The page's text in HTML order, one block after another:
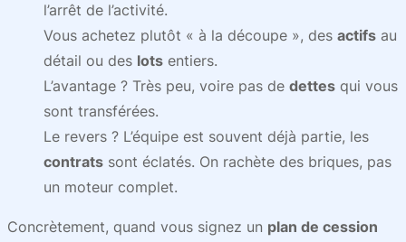
l’arrêt de l’activité.
Vous achetez plutôt « à la découpe », des actifs au
détail ou des lots entiers.
L’avantage ? Très peu, voire pas de dettes qui vous
sont transférées.
Le revers ? L’équipe est souvent déjà partie, les
contrats sont éclatés. On rachète des briques, pas
un moteur complet.
Concrètement, quand vous signez un plan de cession